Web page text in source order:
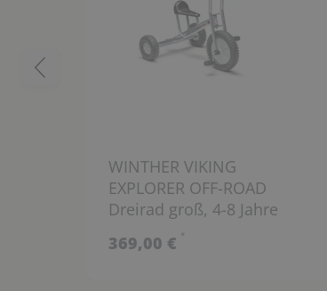
WINTHER VIKING
EXPLORER OFF-ROAD
Dreirad groß, 4-8 Jahre
369,00 € *